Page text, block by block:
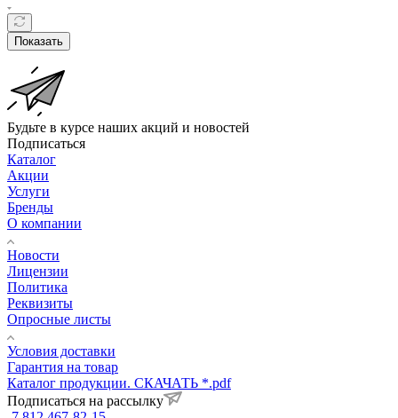
Показать
Будьте в курсе наших акций и новостей
Подписаться
Каталог
Акции
Услуги
Бренды
О компании
Новости
Лицензии
Политика
Реквизиты
Опросные листы
Условия доставки
Гарантия на товар
Каталог продукции. СКАЧАТЬ *.pdf
Подписаться на рассылку